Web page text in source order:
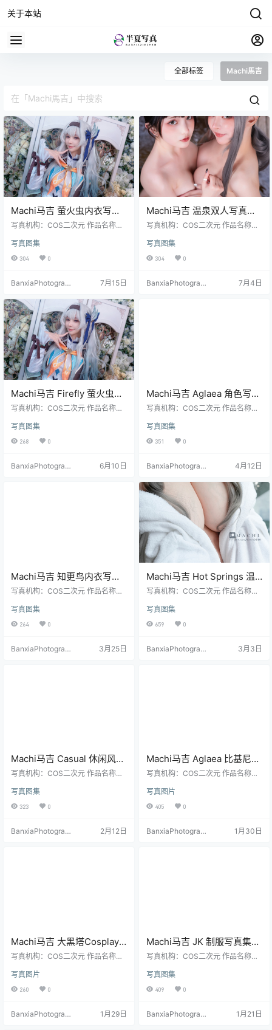
关于本站
全部标签 Machi馬吉
Machi马吉 萤火虫内衣写真
第一弹｜ホタル高质量高清
写真机构：COS二次元 作品名称：
称：Machi馬吉 图片数量：22张 资
源大小：154MB
写真图集
304 0
BanxiaPhotograp
7月15日
Machi马吉 温泉双人写真集
× 小丁联动｜温泉双人高清
写真机构：COS二次元 作品名称：
量：30张 资源大小：322.4MB
写真图集
304 0
BanxiaPhotograp
7月4日
Machi马吉 Firefly 萤火虫
Cosplay写真｜高质量角色
写真机构：COS二次元 作品名称：
图片数量：51张 资源大小：48MB
写真图集
268 0
BanxiaPhotograp
6月10日
Machi马吉 Aglaea 角色写真
集｜高质量Cosplay高清图
写真机构：COS二次元 作品名称：
图片数量：106张 资源大小：173.3
MB
写真图集
351 0
BanxiaPhotograp
4月12日
Machi马吉 知更鸟内衣写真
报告｜性感内衣主题高清套
写真机构：COS二次元 作品名称：
馬吉 图片数量：28张 资源大小：7
3.2MB
写真图集
264 0
BanxiaPhotograp
3月25日
Machi马吉 Hot Springs 温
泉写真套图｜温泉美景主题
写真机构：COS二次元 作品名称：
馬吉 图片数量：37张 资源大小：4
3MB
写真图集
659 0
BanxiaPhotograp
3月3日
Machi马吉 Casual 休闲风写
真｜自然系日常风格高清套
写真机构：COS二次元 作品名称：
图片数量：48张 资源大小：89MB
写真图集
323 0
BanxiaPhotograp
2月12日
Machi马吉 Aglaea 比基尼写
真集｜高分辨率泳装主题大
写真机构：COS二次元 作品名称：
图片数量：40张 资源大小：1.45G
写真图片
405 0
BanxiaPhotograp
1月30日
Machi马吉 大黑塔Cosplay
写真｜The Herta 星穹铁道
121MB）
写真机构：COS二次元 作品名称：
图片数量：71张 资源大小：121MB
写真图片
260 0
BanxiaPhotograp
1月29日
Machi马吉 JK 制服写真集｜
青春系JK主题高清图集
写真机构：COS二次元 作品名称：
图片数量：38张 资源大小：92.5M
B
写真图集
409 0
BanxiaPhotograp
1月21日